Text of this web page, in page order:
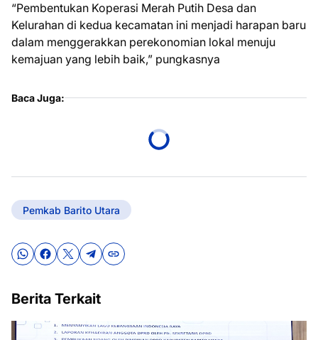
“Pembentukan Koperasi Merah Putih Desa dan
Kelurahan di kedua kecamatan ini menjadi harapan baru
dalam menggerakkan perekonomian lokal menuju
kemajuan yang lebih baik,” pungkasnya
Baca Juga:
Pemkab Barito Utara
Berita Terkait